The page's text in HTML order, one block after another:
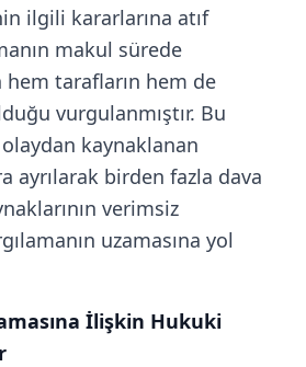
ilgili kararlarına atıf
makul sürede
hem tarafların hem de
vurgulanmıştır. Bu
kaynaklanan
ayrılarak birden fazla dava
verimsiz
uzamasına yol
İlişkin Hukuki